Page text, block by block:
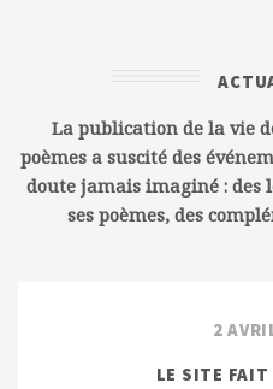
La publication de la vie
poèmes a suscité des
doute jamais imaginé : des
ses poèmes, des
2
LE SITE FAIT